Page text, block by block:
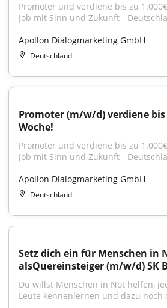
Promoter und verdiene bis zu
Job mit Sinn und Zukunft -
Apollon Dialogmarketing GmbH
Deutschland
Promoter (m/w/d) verdiene bis
Woche!
Promoter und verdiene bis zu
Job mit Sinn und Zukunft -
Apollon Dialogmarketing GmbH
Deutschland
Setz dich ein für Menschen in
alsQuereinsteiger (m/w/d) SK
Du willst Menschen in Not helfen,
Leute kennenlernen und dazu noch